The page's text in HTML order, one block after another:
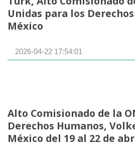
Unidas para los
México
2026-04-22 17:54:01
Alto Comisionado de la
Derechos Humanos,
México del 19 al 22 de